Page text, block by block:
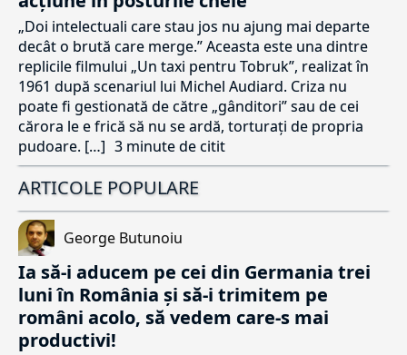
„Doi intelectuali care stau jos nu ajung mai departe
decât o brută care merge.” Aceasta este una dintre
replicile filmului „Un taxi pentru Tobruk”, realizat în
1961 după scenariul lui Michel Audiard. Criza nu
poate fi gestionată de către „gânditori” sau de cei
cărora le e frică să nu se ardă, torturați de propria
pudoare. […] 3 minute de citit
ARTICOLE POPULARE
George Butunoiu
Ia să-i aducem pe cei din Germania trei
luni în România și să-i trimitem pe
români acolo, să vedem care-s mai
productivi!